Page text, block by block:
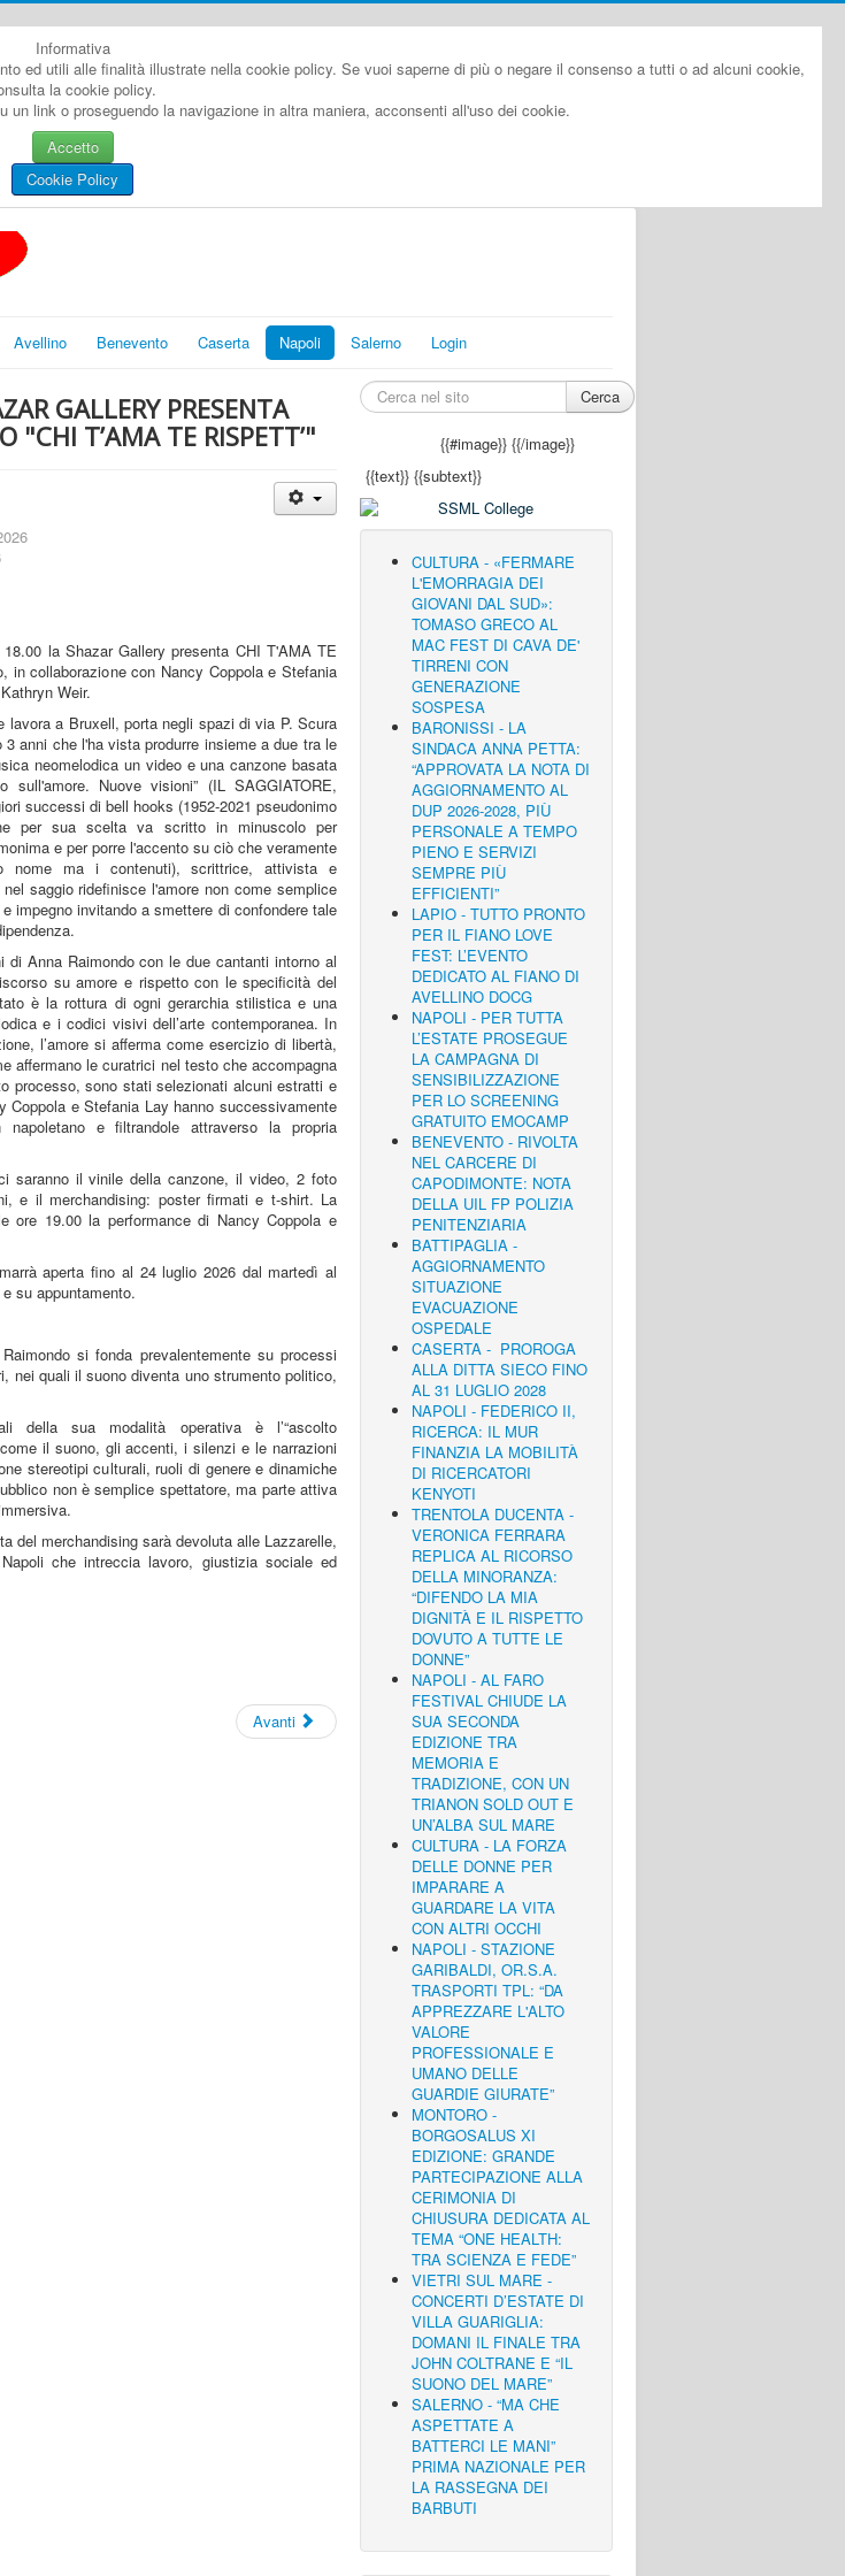
Informativa
ed utili alle finalità illustrate nella cookie policy. Se vuoi saperne di più o negare il consenso a tutti o ad alcuni cookie,
la cookie policy.
link o proseguendo la navigazione in altra maniera, acconsenti all'uso dei cookie.
Accetto
Cookie Policy
Avellino Benevento Caserta Napoli Salerno Login
GALLERY PRESENTA
"CHI T’AMA TE RISPETT’"
la Shazar Gallery presenta CHI T'AMA TE
in collaborazione con Nancy Coppola e Stefania
Weir.
lavora a Bruxell, porta negli spazi di via P. Scura
anni che l'ha vista produrre insieme a due tra le
neomelodica un video e una canzone basata
sull'amore. Nuove visioni” (IL SAGGIATORE,
successi di bell hooks (1952-2021 pseudonimo
per sua scelta va scritto in minuscolo per
e per porre l'accento su ciò che veramente
nome ma i contenuti), scrittrice, attivista e
saggio ridefinisce l'amore non come semplice
impegno invitando a smettere di confondere tale
di Anna Raimondo con le due cantanti intorno al
su amore e rispetto con le specificità del
è la rottura di ogni gerarchia stilistica e una
e i codici visivi dell’arte contemporanea. In
l’amore si afferma come esercizio di libertà,
affermano le curatrici nel testo che accompagna
processo, sono stati selezionati alcuni estratti e
Coppola e Stefania Lay hanno successivamente
napoletano e filtrandole attraverso la propria
saranno il vinile della canzone, il video, 2 foto
e il merchandising: poster firmati e t-shirt. La
ore 19.00 la performance di Nancy Coppola e
aperta fino al 24 luglio 2026 dal martedì al
su appuntamento.
si fonda prevalentemente su processi
nei quali il suono diventa uno strumento politico,
della sua modalità operativa è l’“ascolto
il suono, gli accenti, i silenzi e le narrazioni
stereotipi culturali, ruoli di genere e dinamiche
non è semplice spettatore, ma parte attiva
del merchandising sarà devoluta alle Lazzarelle,
che intreccia lavoro, giustizia sociale ed
Avanti
Cerca
{{#image}}{{/image}}
{{text}} {{subtext}}
CULTURA - «FERMARE
L'EMORRAGIA DEI
GIOVANI DAL SUD»:
TOMASO GRECO AL
MAC FEST DI CAVA DE'
TIRRENI CON
GENERAZIONE
SOSPESA
BARONISSI - LA
SINDACA ANNA PETTA:
“APPROVATA LA NOTA DI
AGGIORNAMENTO AL
DUP 2026-2028, PIÙ
PERSONALE A TEMPO
PIENO E SERVIZI
SEMPRE PIÙ
EFFICIENTI”
LAPIO - TUTTO PRONTO
PER IL FIANO LOVE
FEST: L’EVENTO
DEDICATO AL FIANO DI
AVELLINO DOCG
NAPOLI - PER TUTTA
L’ESTATE PROSEGUE
LA CAMPAGNA DI
SENSIBILIZZAZIONE
PER LO SCREENING
GRATUITO EMOCAMP
BENEVENTO - RIVOLTA
NEL CARCERE DI
CAPODIMONTE: NOTA
DELLA UIL FP POLIZIA
PENITENZIARIA
BATTIPAGLIA -
AGGIORNAMENTO
SITUAZIONE
EVACUAZIONE
OSPEDALE
CASERTA - PROROGA
ALLA DITTA SIECO FINO
AL 31 LUGLIO 2028
NAPOLI - FEDERICO II,
RICERCA: IL MUR
FINANZIA LA MOBILITÀ
DI RICERCATORI
KENYOTI
TRENTOLA DUCENTA -
VERONICA FERRARA
REPLICA AL RICORSO
DELLA MINORANZA:
“DIFENDO LA MIA
DIGNITÀ E IL RISPETTO
DOVUTO A TUTTE LE
DONNE”
NAPOLI - AL FARO
FESTIVAL CHIUDE LA
SUA SECONDA
EDIZIONE TRA
MEMORIA E
TRADIZIONE, CON UN
TRIANON SOLD OUT E
UN’ALBA SUL MARE
CULTURA - LA FORZA
DELLE DONNE PER
IMPARARE A
GUARDARE LA VITA
CON ALTRI OCCHI
NAPOLI - STAZIONE
GARIBALDI, OR.S.A.
TRASPORTI TPL: “DA
APPREZZARE L'ALTO
VALORE
PROFESSIONALE E
UMANO DELLE
GUARDIE GIURATE”
MONTORO -
BORGOSALUS XI
EDIZIONE: GRANDE
PARTECIPAZIONE ALLA
CERIMONIA DI
CHIUSURA DEDICATA AL
TEMA “ONE HEALTH:
TRA SCIENZA E FEDE”
VIETRI SUL MARE -
CONCERTI D’ESTATE DI
VILLA GUARIGLIA:
DOMANI IL FINALE TRA
JOHN COLTRANE E “IL
SUONO DEL MARE”
SALERNO - “MA CHE
ASPETTATE A
BATTERCI LE MANI”
PRIMA NAZIONALE PER
LA RASSEGNA DEI
BARBUTI